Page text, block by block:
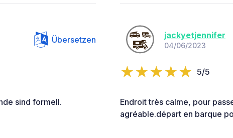
Übersetzen
sind formell.
jackyetjennifer
04/06/2023
5/5
Endroit très calme, pour
agréable.départ en barque